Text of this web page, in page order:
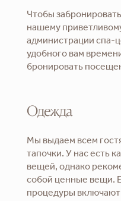
Чтобы
нашему
администрации спа-
удобного вам
бронировать
Одежда
Мы выдаем всем
тапочки. У нас есть
вещей, однако
собой ценные вещи.
процедуры